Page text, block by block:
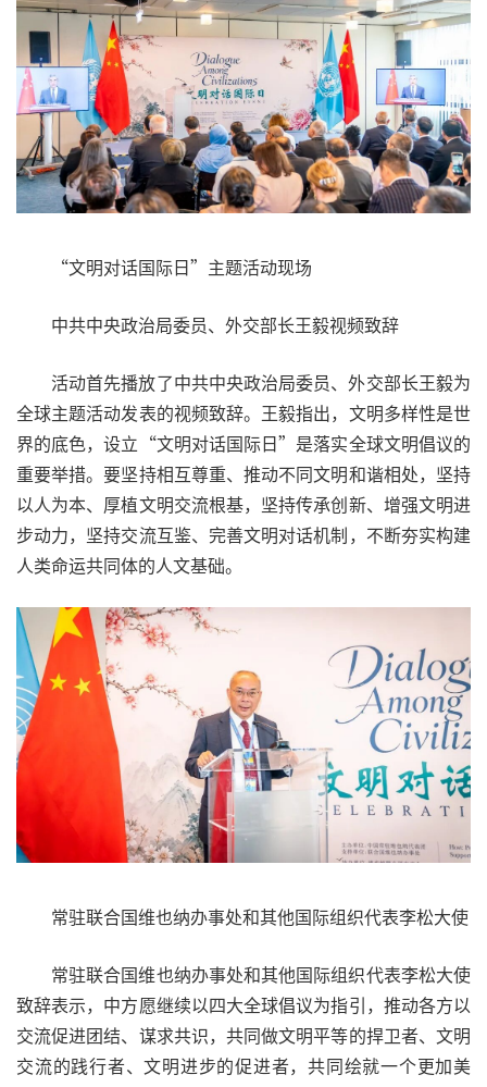
“文明对话国际日”主题活动现场
中共中央政治局委员、外交部长王毅视频致辞
活动首先播放了中共中央政治局委员、外交部长王毅为
全球主题活动发表的视频致辞。王毅指出，文明多样性是世
界的底色，设立“文明对话国际日”是落实全球文明倡议的
重要举措。要坚持相互尊重、推动不同文明和谐相处，坚持
以人为本、厚植文明交流根基，坚持传承创新、增强文明进
步动力，坚持交流互鉴、完善文明对话机制，不断夯实构建
人类命运共同体的人文基础。
常驻联合国维也纳办事处和其他国际组织代表李松大使
常驻联合国维也纳办事处和其他国际组织代表李松大使
致辞表示，中方愿继续以四大全球倡议为指引，推动各方以
交流促进团结、谋求共识，共同做文明平等的捍卫者、文明
交流的践行者、文明进步的促进者，共同绘就一个更加美